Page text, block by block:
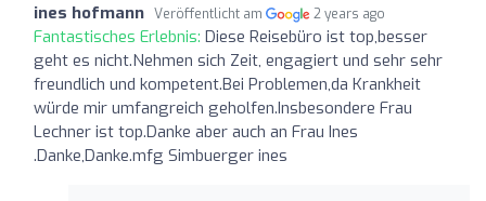
ines hofmann Veröffentlicht am 2 years ago
Fantastisches Erlebnis: Diese Reisebüro ist top,besser
geht es nicht.Nehmen sich Zeit, engagiert und sehr sehr
freundlich und kompetent.Bei Problemen,da Krankheit
würde mir umfangreich geholfen.Insbesondere Frau
Lechner ist top.Danke aber auch an Frau Ines
.Danke,Danke.mfg Simbuerger ines